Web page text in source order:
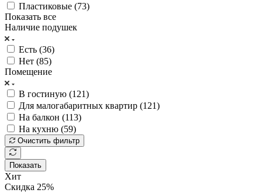
Пластиковые (73)
Показать все
Наличие подушек
Есть (36)
Нет (85)
Помещение
В гостиную (121)
Для малогабаритных квартир (121)
На балкон (113)
На кухню (59)
Очистить фильтр
Показать
Хит
Скидка 25%